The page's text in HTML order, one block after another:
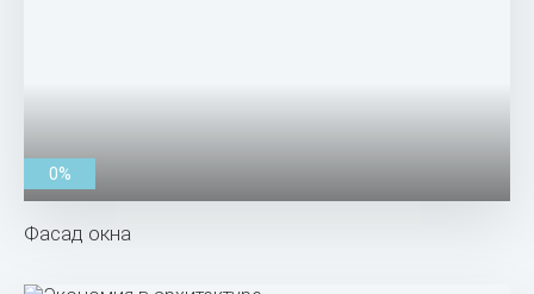
0%
Фасад окна